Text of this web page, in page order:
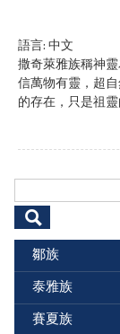
語言: 中文
撒奇萊雅族稱神
信萬物有靈，超
的存在，只是祖
搜尋表單
鄒族
泰雅族
賽夏族